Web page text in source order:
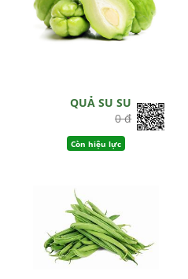
QUẢ SU SU
0 đ
Còn hiệu lực